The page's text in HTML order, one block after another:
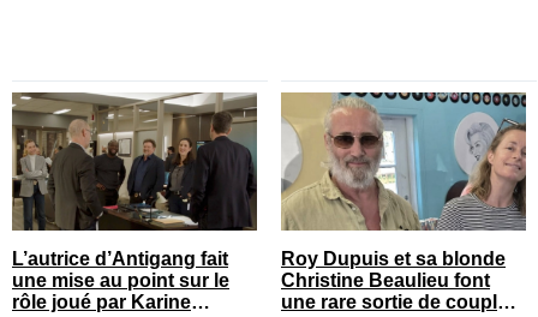
L’autrice d’Antigang fait
une mise au point sur le
rôle joué par Karine
Roy Dupuis et sa blonde
Christine Beaulieu font
une rare sortie de couple